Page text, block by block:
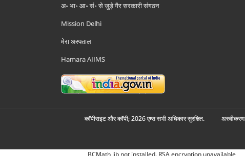
अ॰ भा॰ आ॰ सं॰ से जुड़े गैर सरकारी संगठन
Mission Delhi
मेरा अस्पताल
Hamara AIIMS
कॉपीराइट और कॉपी; 2026 एम्स सभी अधिकार सुरक्षित. अस्‍वीकरण
BCMath lib not installed. RSA encryption unavailable